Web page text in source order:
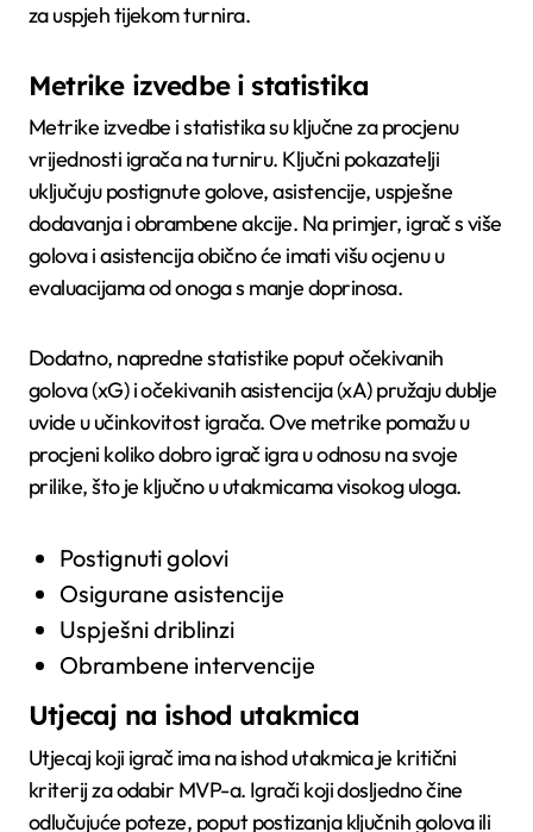
za uspjeh tijekom turnira.
Metrike izvedbe i statistika
Metrike izvedbe i statistika su ključne za procjenu
vrijednosti igrača na turniru. Ključni pokazatelji
uključuju postignute golove, asistencije, uspješne
dodavanja i obrambene akcije. Na primjer, igrač s više
golova i asistencija obično će imati višu ocjenu u
evaluacijama od onoga s manje doprinosa.
Dodatno, napredne statistike poput očekivanih
golova (xG) i očekivanih asistencija (xA) pružaju dublje
uvide u učinkovitost igrača. Ove metrike pomažu u
procjeni koliko dobro igrač igra u odnosu na svoje
prilike, što je ključno u utakmicama visokog uloga.
Postignuti golovi
Osigurane asistencije
Uspješni driblinzi
Obrambene intervencije
Utjecaj na ishod utakmica
Utjecaj koji igrač ima na ishod utakmica je kritični
kriterij za odabir MVP-a. Igrači koji dosljedno čine
odlučujuće poteze, poput postizanja ključnih golova ili